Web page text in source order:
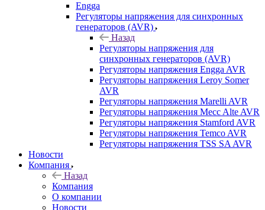
Engga
Регуляторы напряжения для синхронных
генераторов (AVR)
Назад
Регуляторы напряжения для
синхронных генераторов (AVR)
Регуляторы напряжения Engga AVR
Регуляторы напряжения Leroy Somer
AVR
Регуляторы напряжения Marelli AVR
Регуляторы напряжения Mecc Alte AVR
Регуляторы напряжения Stamford AVR
Регуляторы напряжения Temco AVR
Регуляторы напряжения TSS SA AVR
Новости
Компания
Назад
Компания
О компании
Новости